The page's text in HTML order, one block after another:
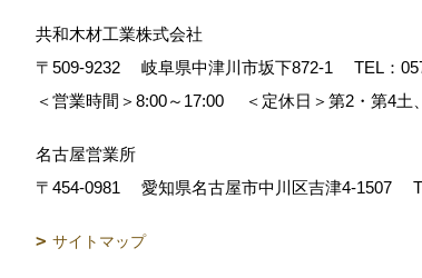
共和木材工業株式会社
〒509-9232
岐阜県中津川市坂下872‐1 TEL：
＜営業時間＞8:00～17:00
＜定休日＞第2・第4
名古屋営業所
〒454-0981
愛知県名古屋市中川区吉津4-1507
サイトマップ